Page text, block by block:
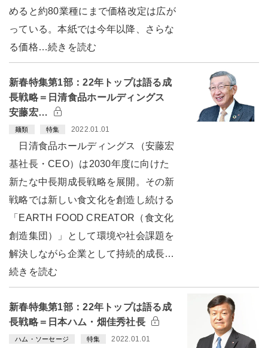
めると約80業種にまで価格改定は広が
っている。本紙では今年以降、さらな
る価格…続きを読む
新春特集第1部：22年トップは語る成
長戦略＝日清食品ホールディングス
安藤宏…
麺類 特集 2022.01.01
日清食品ホールディングス（安藤宏
基社長・CEO）は2030年度に向けた
新たな中長期成長戦略を展開。その新
戦略では新しい食文化を創造し続ける
「EARTH FOOD CREATOR（食文化
創造集団）」として環境や社会課題を
解決しながら企業として持続的成長…
続きを読む
新春特集第1部：22年トップは語る成
長戦略＝日本ハム・畑佳秀社長
ハム・ソーセージ 特集 2022.01.01